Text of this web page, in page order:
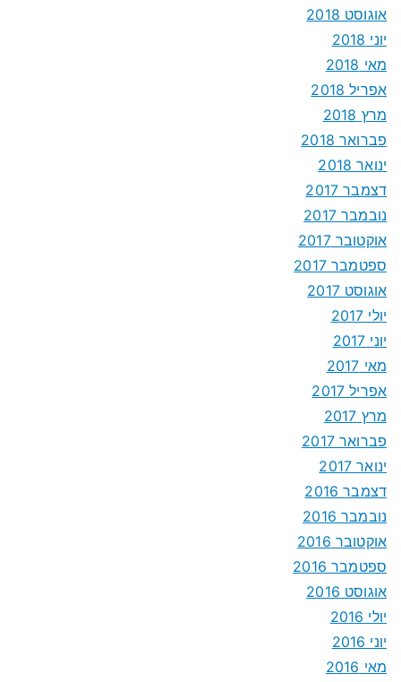
אוגוסט 2018
יוני 2018
מאי 2018
אפריל 2018
מרץ 2018
פברואר 2018
ינואר 2018
דצמבר 2017
נובמבר 2017
אוקטובר 2017
ספטמבר 2017
אוגוסט 2017
יולי 2017
יוני 2017
מאי 2017
אפריל 2017
מרץ 2017
פברואר 2017
ינואר 2017
דצמבר 2016
נובמבר 2016
אוקטובר 2016
ספטמבר 2016
אוגוסט 2016
יולי 2016
יוני 2016
מאי 2016